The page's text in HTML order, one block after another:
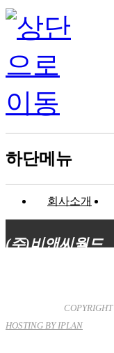
하단메뉴
회사소개
(주)비앤씨월드
HOSTING BY IPLAN